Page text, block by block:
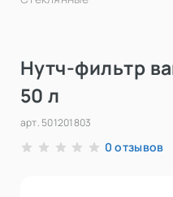
Нутч-фильтр
50 л
арт. 501201803
0 отзывов